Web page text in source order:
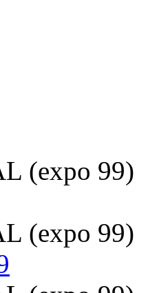
(expo 99)
(expo 99)